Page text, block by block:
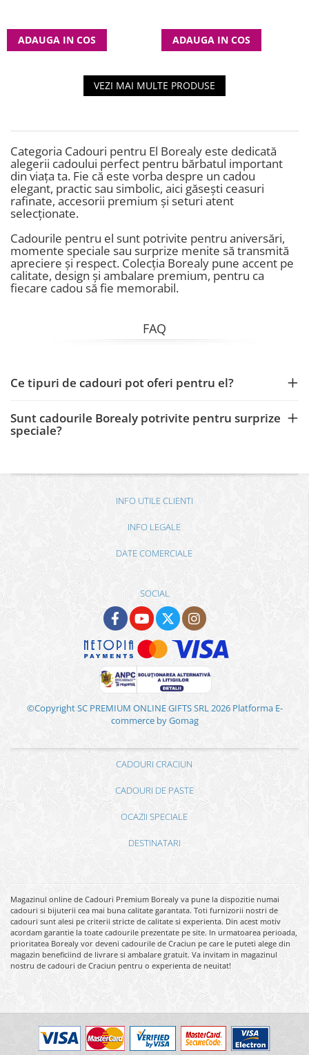
ADAUGA IN COS ADAUGA IN COS
VEZI MAI MULTE PRODUSE
Categoria Cadouri pentru El Borealy este dedicată
alegerii cadoului perfect pentru bărbatul important
din viața ta. Fie că este vorba despre un cadou
elegant, practic sau simbolic, aici găsești ceasuri
rafinate, accesorii premium și seturi atent
selecționate.
Cadourile pentru el sunt potrivite pentru aniversări,
momente speciale sau surprize menite să transmită
apreciere și respect. Colecția Borealy pune accent pe
calitate, design și ambalare premium, pentru ca
fiecare cadou să fie memorabil.
FAQ
Ce tipuri de cadouri pot oferi pentru el?
Sunt cadourile Borealy potrivite pentru surprize
speciale?
INFO UTILE CLIENTI
INFO LEGALE
DATE COMERCIALE
SOCIAL
©Copyright SC PREMIUM ONLINE GIFTS SRL 2026 Platforma E-
commerce by Gomag
CADOURI CRACIUN
CADOURI DE PASTE
OCAZII SPECIALE
DESTINATARI
Magazinul online de Cadouri Premium Borealy va pune la dispozitie numai
cadouri si bijuterii cea mai buna calitate garantata. Toti furnizorii nostri de
cadouri sunt alesi pe criterii stricte de calitate si experienta. Din acest motiv
acordam garantie la toate cadourile prezentate pe site. In urmatoarea perioada,
prioritatea Borealy vor deveni cadourile de Craciun pe care le puteti alege din
magazin beneficiind de livrare si ambalare gratuit. Va invitam in magazinul
nostru de cadouri de Craciun pentru o experienta de neuitat!